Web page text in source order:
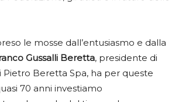
le mosse dall’entusiasmo e dalla
Gussalli Beretta, presidente di
Pietro Beretta Spa, ha per queste
70 anni investiamo